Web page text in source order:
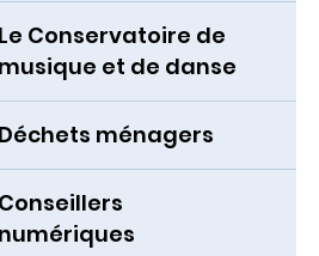
Le Conservatoire de
musique et de danse
Déchets ménagers
Conseillers
numériques